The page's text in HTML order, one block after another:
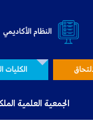
النظام الأكاديمي
الكليات
الجمعية العلمية